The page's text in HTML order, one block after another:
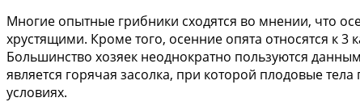
Многие опытные грибники сходятся во мнении, что
хрустящими. Кроме того, осенние опята относятся к
Большинство хозяек неоднократно пользуются
является горячая засолка, при которой плодовые
условиях.